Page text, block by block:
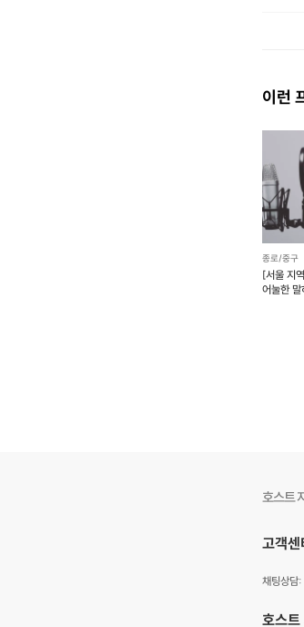
이런
종로/중구
[서울 지
어눌한
호스트
고객센
채팅상담:
호스트